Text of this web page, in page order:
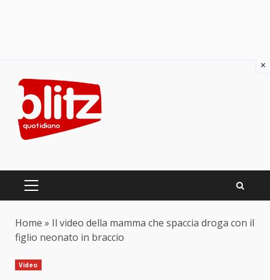
content
PRIMARY
Home » Il video della mamma che spaccia droga con il
figlio neonato in braccio
Video
×